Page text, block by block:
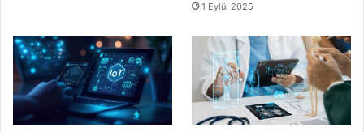
1 Eylül 2025